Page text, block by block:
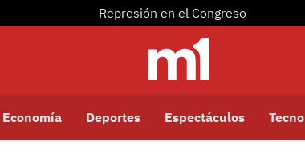
Represión en el Congreso
Economía Deportes Espectáculos Tecno